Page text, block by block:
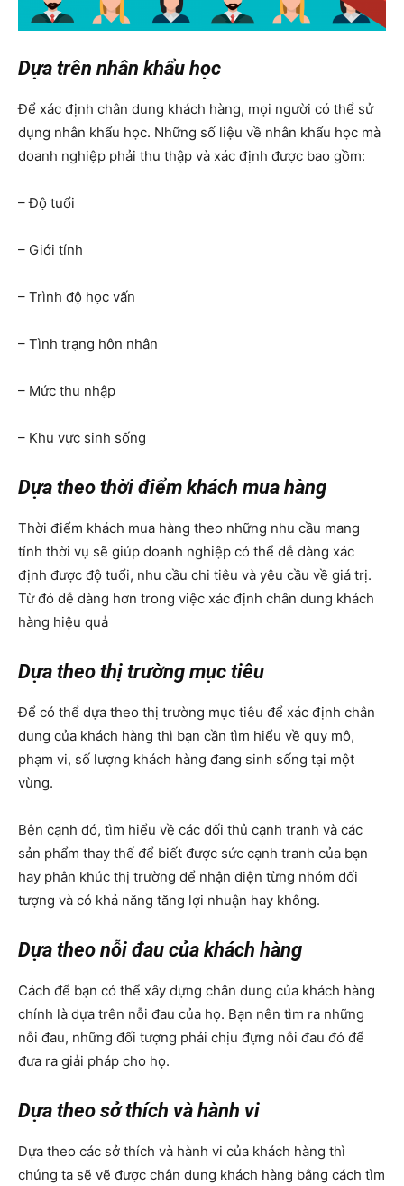
Dựa trên nhân khẩu học
Để xác định chân dung khách hàng, mọi người có thể sử
dụng nhân khẩu học. Những số liệu về nhân khẩu học mà
doanh nghiệp phải thu thập và xác định được bao gồm:
– Độ tuổi
– Giới tính
– Trình độ học vấn
– Tình trạng hôn nhân
– Mức thu nhập
– Khu vực sinh sống
Dựa theo thời điểm khách mua hàng
Thời điểm khách mua hàng theo những nhu cầu mang
tính thời vụ sẽ giúp doanh nghiệp có thể dễ dàng xác
định được độ tuổi, nhu cầu chi tiêu và yêu cầu về giá trị.
Từ đó dễ dàng hơn trong việc xác định chân dung khách
hàng hiệu quả
Dựa theo thị trường mục tiêu
Để có thể dựa theo thị trường mục tiêu để xác định chân
dung của khách hàng thì bạn cần tìm hiểu về quy mô,
phạm vi, số lượng khách hàng đang sinh sống tại một
vùng.
Bên cạnh đó, tìm hiểu về các đối thủ cạnh tranh và các
sản phẩm thay thế để biết được sức cạnh tranh của bạn
hay phân khúc thị trường để nhận diện từng nhóm đối
tượng và có khả năng tăng lợi nhuận hay không.
Dựa theo nỗi đau của khách hàng
Cách để bạn có thể xây dựng chân dung của khách hàng
chính là dựa trên nỗi đau của họ. Bạn nên tìm ra những
nỗi đau, những đối tượng phải chịu đựng nỗi đau đó để
đưa ra giải pháp cho họ.
Dựa theo sở thích và hành vi
Dựa theo các sở thích và hành vi của khách hàng thì
chúng ta sẽ vẽ được chân dung khách hàng bằng cách tìm